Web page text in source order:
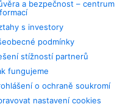
a bezpečnost – centrum
s investory
podmínky
stížností partnerů
fungujeme
o ochraně soukromí
nastavení cookies